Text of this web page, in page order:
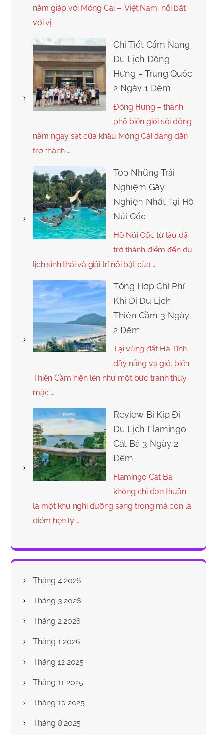
nằm giáp với Móng Cái – Việt Nam, nổi bật
với vị …
Chi Tiết Cẩm Nang
Du Lịch Đông
Hưng – Trung Quốc
2 Ngày 1 Đêm
Đông Hưng – thành
phố biên giới sôi động
nằm ngay sát cửa khẩu Móng Cái đang dần
trở thành …
Top Những Trải
Nghiệm Gây
Nghiện Nhất Tại Hồ
Núi Cốc
Hồ Núi Cốc từ lâu đã
trở thành điểm đến du
lịch sinh thái và giải trí nổi bật của …
Tổng Hợp Chi Phí
Khi Đi Du Lịch
Thiên Cầm 3 Ngày
2 Đêm
Tại vùng đất Hà Tĩnh
đầy nắng và gió, biển
Thiên Cầm hiện lên như một bức tranh thủy
mặc …
Review Bí Kíp Đi
Du Lịch Flamingo
Cát Bà 3 Ngày 2
Đêm
Flamingo Cát Bà
không chỉ đơn thuần
là một khu nghỉ dưỡng sang trọng mà còn là
điểm hẹn lý …
Tháng 4 2026
Tháng 3 2026
Tháng 2 2026
Tháng 1 2026
Tháng 12 2025
Tháng 11 2025
Tháng 10 2025
Tháng 8 2025